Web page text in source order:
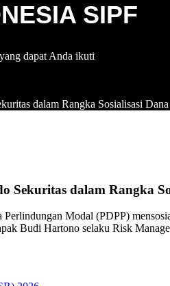
SIPF
dapat Anda ikuti
dalam Rangka Sosialisasi
Sekuritas dalam Rangka
Perlindungan Modal (PDPP)
Budi Hartono selaku Risk